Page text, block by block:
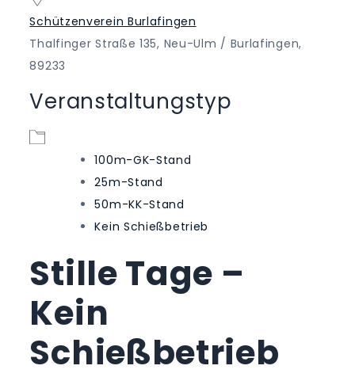
Schützenverein Burlafingen
Thalfinger Straße 135, Neu-Ulm / Burlafingen,
89233
Veranstaltungstyp
100m-GK-Stand
25m-Stand
50m-KK-Stand
Kein Schießbetrieb
Stille Tage –
Kein
Schießbetrieb